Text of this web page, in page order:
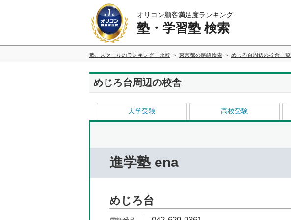
オリコン顧客満足度ランキング
塾・学習塾 検索
塾、スクールのランキング・比較 東京都の路線検索 めじろ台周辺の校舎一覧
めじろ台周辺の校舎
大学受験 高校受験
進学塾 ena
めじろ台